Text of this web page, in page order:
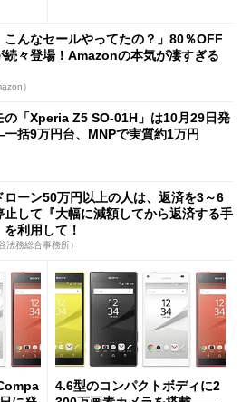
こんなセールやってたの？」80％OFF
続々登場！Amazonの本気が凄すぎる
）
の「Xperia Z5 SO-01H」は10月29日発
括9万円台、MNPで実質約1万円
ローン50万円以上の人は、返済を3～6
止して『大幅に減額してから返済する手
を利用して！
法務総合事務所）
4.6型のコンパクトボディに2